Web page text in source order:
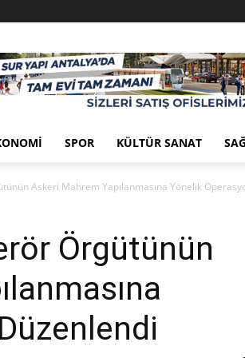
SPOR KÜLTÜR SANAT
Askeri Mahrem Yapılanmasına Yönelik
Örgütünün